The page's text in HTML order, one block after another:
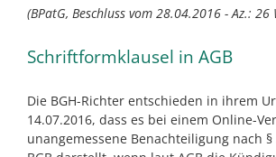
(BPatG, Beschluss vom 28.04.2016 - Az.:
Schriftformklausel in AGB
Die BGH-Richter entschieden in ihrem
14.07.2016, dass es bei einem Online-
unangemessene Benachteiligung nach §